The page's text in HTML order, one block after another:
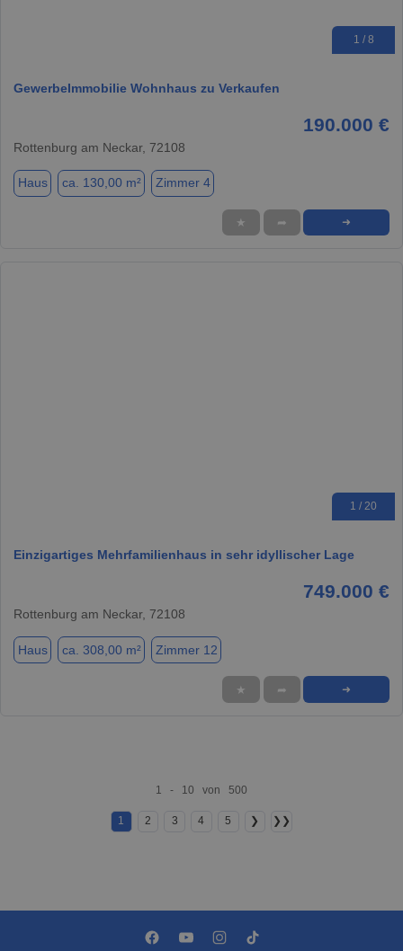
1 / 8
GewerbeImmobilie Wohnhaus zu Verkaufen
190.000 €
Rottenburg am Neckar, 72108
Haus ca. 130,00 m² Zimmer 4
★ ➦ ➜
1 / 20
Einzigartiges Mehrfamilienhaus in sehr idyllischer Lage
749.000 €
Rottenburg am Neckar, 72108
Haus ca. 308,00 m² Zimmer 12
★ ➦ ➜
1 - 10 von 500
1 2 3 4 5 ❯ ❯❯